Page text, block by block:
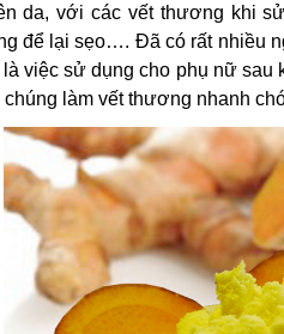
da, với các vết thương khi
để lại sẹo…. Đã có rất nhiều
việc sử dụng cho phụ nữ sau
làm vết thương nhanh